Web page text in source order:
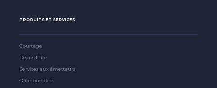
PRODUITS ET SERVICES
Courtage
Dépositaire
Services aux émetteurs
Offre bundled